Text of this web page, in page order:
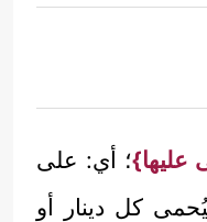
عليها}؛ أي: على
كل دينار أو